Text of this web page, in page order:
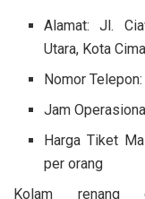
Alamat: Jl.
Utara, Kota
Nomor
Jam
Harga Tiket
per orang
Kolam